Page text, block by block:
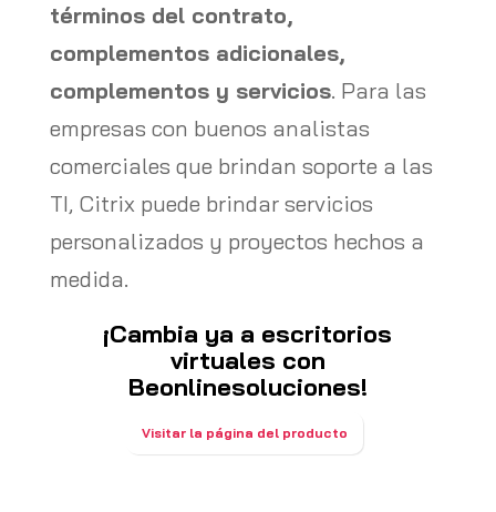
términos del contrato,
complementos adicionales,
complementos y servicios. Para las
empresas con buenos analistas
comerciales que brindan soporte a las
TI, Citrix puede brindar servicios
personalizados y proyectos hechos a
medida.
¡Cambia ya a escritorios
virtuales con
Beonlinesoluciones!
Visitar la página del producto